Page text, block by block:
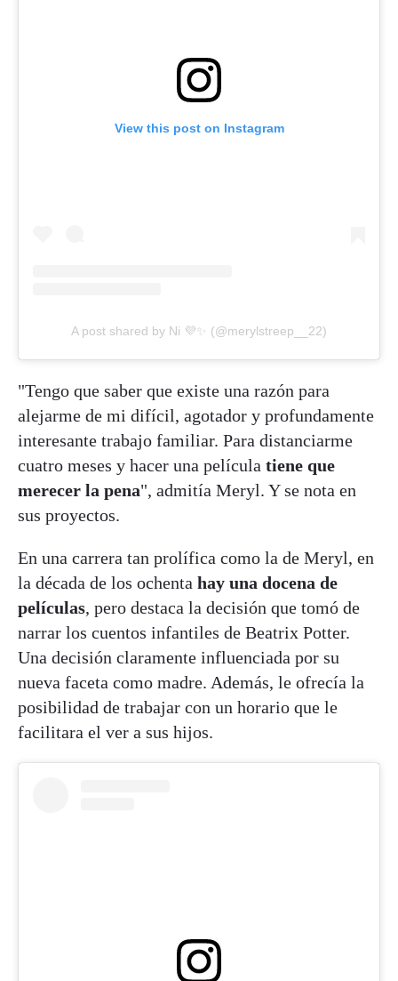
View this post on Instagram
A post shared by Ni 💜✨ (@merylstreep__22)
"Tengo que saber que existe una razón para
alejarme de mi difícil, agotador y profundamente
interesante trabajo familiar. Para distanciarme
cuatro meses y hacer una película tiene que
merecer la pena", admitía Meryl. Y se nota en
sus proyectos.
En una carrera tan prolífica como la de Meryl, en
la década de los ochenta hay una docena de
películas, pero destaca la decisión que tomó de
narrar los cuentos infantiles de Beatrix Potter.
Una decisión claramente influenciada por su
nueva faceta como madre. Además, le ofrecía la
posibilidad de trabajar con un horario que le
facilitara el ver a sus hijos.